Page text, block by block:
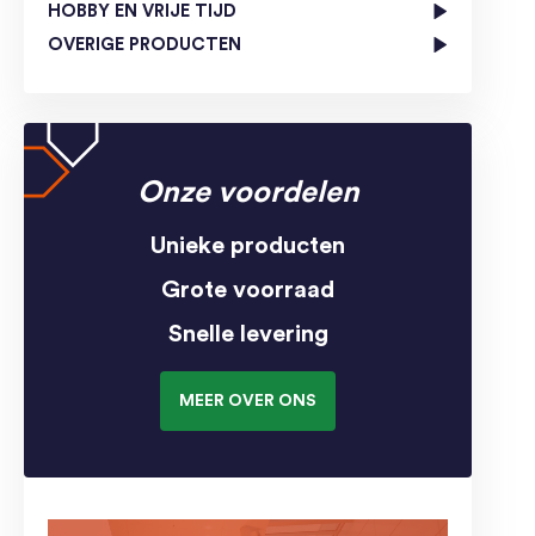
HOBBY EN VRIJE TIJD
OVERIGE PRODUCTEN
Onze voordelen
Unieke producten
Grote voorraad
Snelle levering
MEER OVER ONS